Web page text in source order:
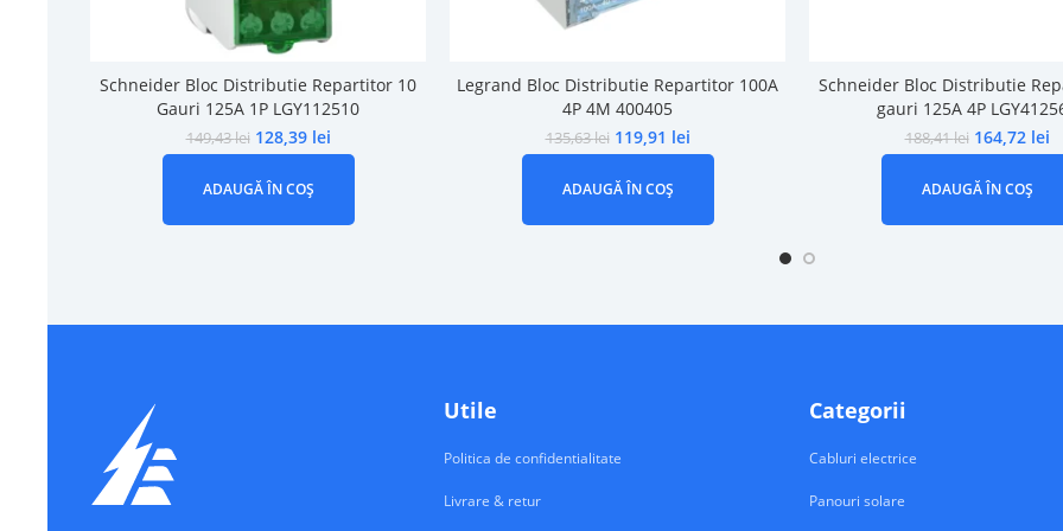
Schneider Bloc Distributie Repartitor 10
Gauri 125A 1P LGY112510
149,43lei 128,39 lei
ADAUGĂ ÎN COȘ
Legrand Bloc Distributie Repartitor 100A
4P 4M 400405
135,63lei 119,91 lei
ADAUGĂ ÎN COȘ
Schneider Bloc Distributie
gauri 125A 4P
188,41lei 164,72 lei
ADAUGĂ ÎN COȘ
Utile
Politica de confidentialitate
Livrare & retur
Categorii
Cabluri electrice
Panouri solare